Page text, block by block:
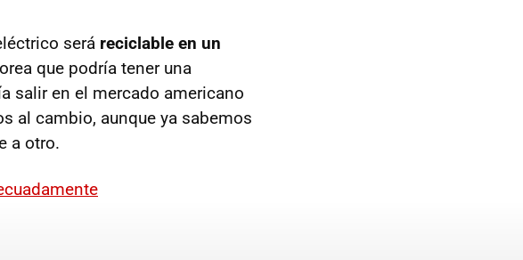
será reciclable en un
que podría tener una
salir en el mercado americano
al cambio, aunque ya sabemos
a otro.